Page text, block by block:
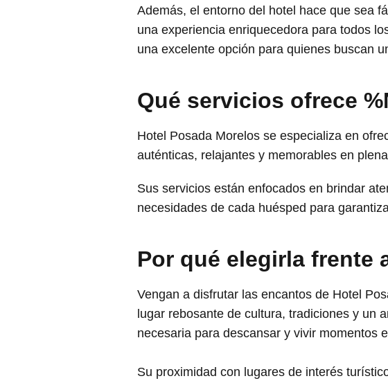
Además, el entorno del hotel hace que sea
una experiencia enriquecedora para todos
una excelente opción para quienes buscan
Qué servicios ofrece
Hotel Posada Morelos se especializa en
auténticas, relajantes y memorables en
Sus servicios están enfocados en brindar
necesidades de cada huésped para
Por qué elegirla frente
Vengan a disfrutar las encantos de Hotel
lugar rebosante de cultura, tradiciones y un
necesaria para descansar y vivir momentos
Su proximidad con lugares de interés